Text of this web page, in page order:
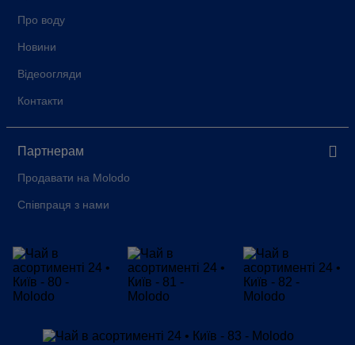
Про воду
Новини
Відеоогляди
Контакти
Партнерам
Продавати на Molodo
Співпраця з нами